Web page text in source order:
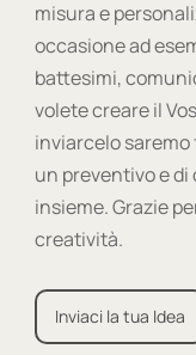
misura e
occasione ad
battesimi,
volete creare il
inviarcelo
un preventivo e
insieme. Grazie
creatività.
Inviaci la tua Idea